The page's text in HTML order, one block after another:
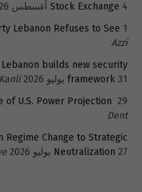
Stock Exchange 4 أغسطس 2026
Lebanon Refuses to See 1 أغسطس 2026
Azzi
builds new security
framework 31 يوليو 2026
of U.S. Power Projection 29 يوليو 2026
Dent
Regime Change to Strategic
Neutralization 27 يوليو 2026